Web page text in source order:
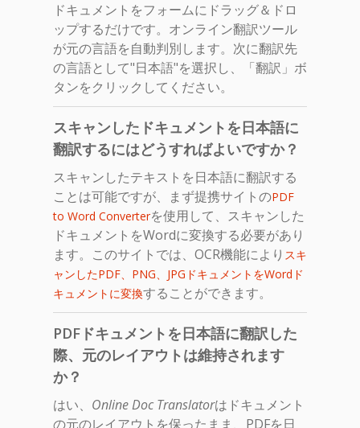
ドキュメントをフォームにドラッグ＆ドロ
ップするだけです。オンライン翻訳ツール
が元の言語を自動判別します。次に翻訳先
の言語として"日本語"を選択し、「翻訳」ボ
タンをクリックしてください。
スキャンしたドキュメントを日本語に
翻訳するにはどうすればよいですか？
スキャンしたテキストを日本語に翻訳する
ことは可能ですが、まず提携サイトのPDF
to Word Converterを使用して、スキャンした
ドキュメントをWordに変換する必要があり
ます。このサイトでは、OCR機能により スキ
ャンしたPDF、PNG、JPGドキュメントをWordド
キュメントに変換することができます。
PDFドキュメントを日本語に翻訳した
際、元のレイアウトは維持されます
か？
はい、 Online Doc Translatorはドキュメント
の元のレイアウトを保ったまま、PDFを日